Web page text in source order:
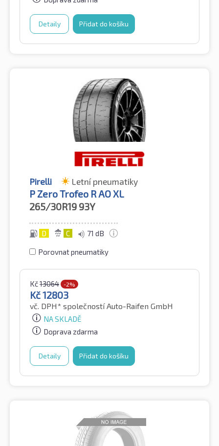
Detaily Přidat do košíku
Pirelli Letní pneumatiky
P Zero Trofeo R AO XL
265/30R19 93Y
D C 71 dB
Porovnat pneumatiky
Kč13064 -2%
Kč12803
vč. DPH* společností Auto-Raifen GmbH
NA SKLADĚ
Doprava zdarma
Detaily Přidat do košíku